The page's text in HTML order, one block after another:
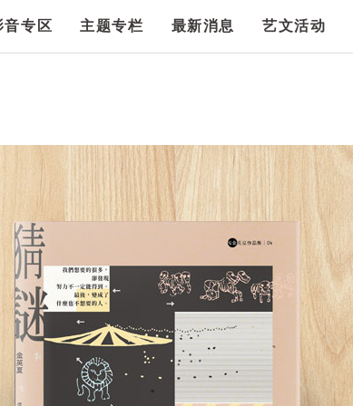
音专区 主题专栏 最新消息 艺文活动